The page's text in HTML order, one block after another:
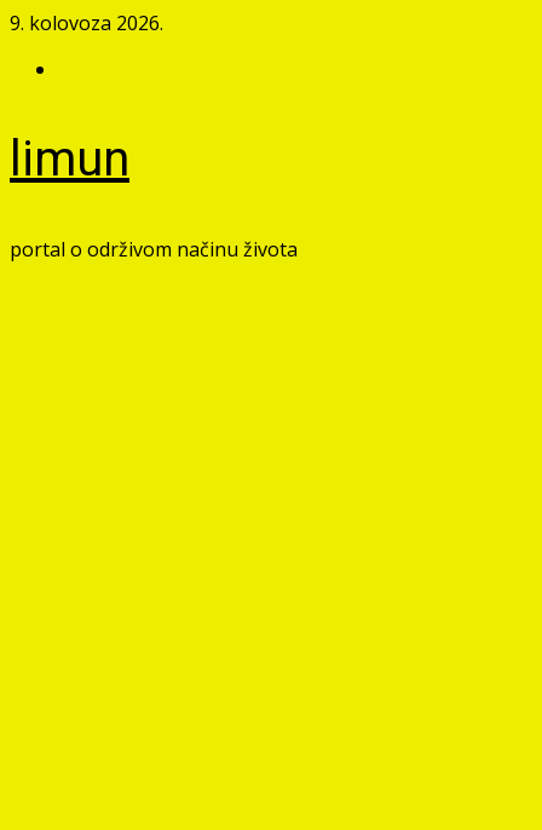
Skip
content
9. kolovoza 2026.
limun
portal o održivom načinu života